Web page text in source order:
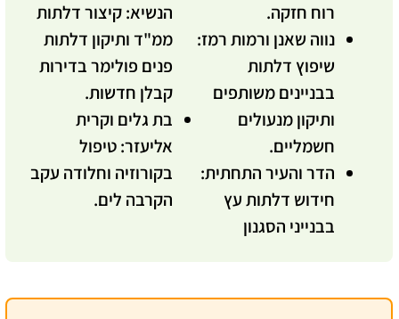
רוח חזקה.
נווה שאנן ורמות רמז:
שיפוץ דלתות
בבניינים משותפים
ותיקון מנעולים
חשמליים.
הדר והעיר התחתית:
חידוש דלתות עץ
בבנייני הסגנון
הנשיא:קיצור דלתות
ממ"ד ותיקון דלתות
פנים פולימר בדירות
קבלן חדשות.
בת גלים וקרית
אליעזר:טיפול
בקורוזיה וחלודה עקב
הקרבה לים.